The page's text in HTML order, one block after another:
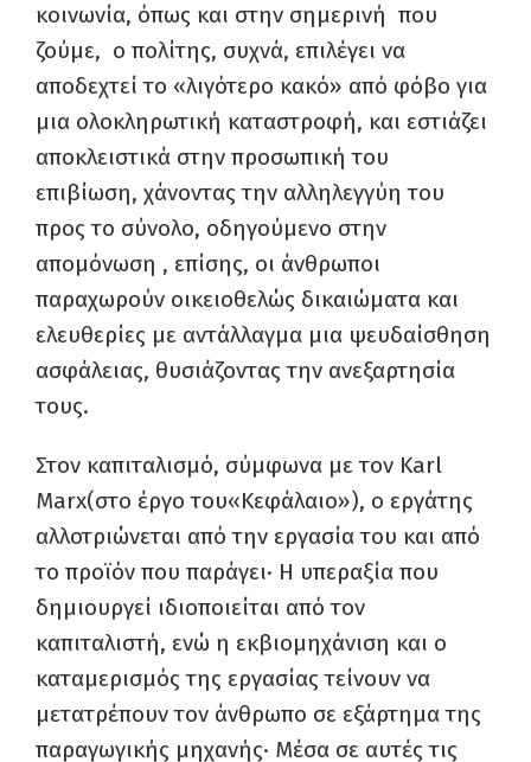
κοινωνία, όπως και στην σημερινή που
ζούμε, ο πολίτης, συχνά, επιλέγει να
αποδεχτεί το «λιγότερο κακό» από φόβο για
μια ολοκληρωτική καταστροφή, και εστιάζει
αποκλειστικά στην προσωπική του
επιβίωση, χάνοντας την αλληλεγγύη του
προς το σύνολο, οδηγούμενο στην
απομόνωση , επίσης, οι άνθρωποι
παραχωρούν οικειοθελώς δικαιώματα και
ελευθερίες με αντάλλαγμα μια ψευδαίσθηση
ασφάλειας, θυσιάζοντας την ανεξαρτησία
τους.
Στον καπιταλισμό, σύμφωνα με τον Karl
Marx(στο έργο του«Κεφάλαιο»), ο εργάτης
αλλοτριώνεται από την εργασία του και από
το προϊόν που παράγει· Η υπεραξία που
δημιουργεί ιδιοποιείται από τον
καπιταλιστή, ενώ η εκβιομηχάνιση και ο
καταμερισμός της εργασίας τείνουν να
μετατρέπουν τον άνθρωπο σε εξάρτημα της
παραγωγικής μηχανής· Μέσα σε αυτές τις